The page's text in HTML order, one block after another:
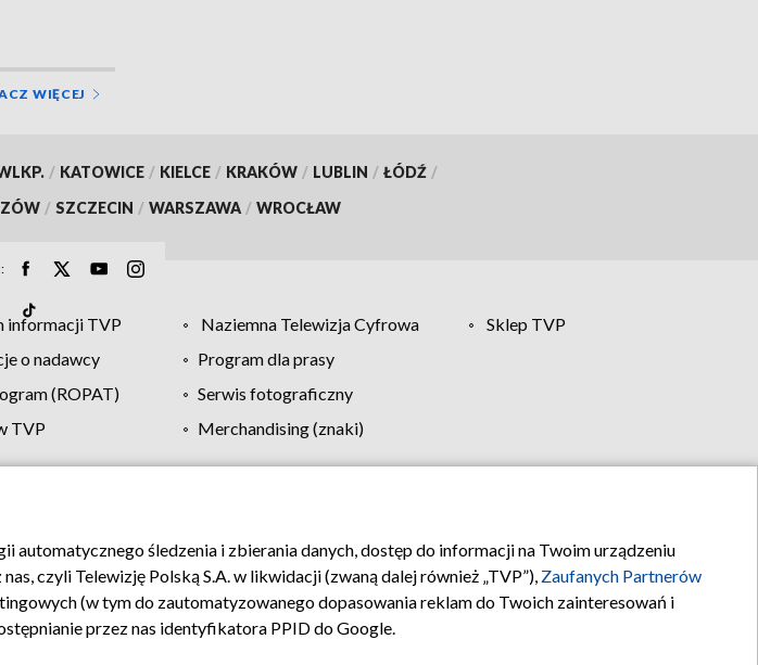
WIĘCEJ
/ KATOWICE / KIELCE / KRAKÓW / LUBLIN / ŁÓDŹ /
/ SZCZECIN / WARSZAWA / WROCŁAW
informacji TVP Naziemna Telewizja Cyfrowa
Sklep TVP
o nadawcy
Program dla prasy
(ROPAT)
Serwis fotograficzny
TVP
Merchandising (znaki)
Moje zgody Pomoc Biuro reklamy Kontakt
śledzenia i zbierania danych, dostęp do informacji na Twoim urządzeniu
czyli Telewizję Polską S.A. w likwidacji (zwaną dalej również „TVP”), Zaufanych Partnerów
(w tym do zautomatyzowanego dopasowania reklam do Twoich zainteresowań i
przez nas identyfikatora PPID do Google.